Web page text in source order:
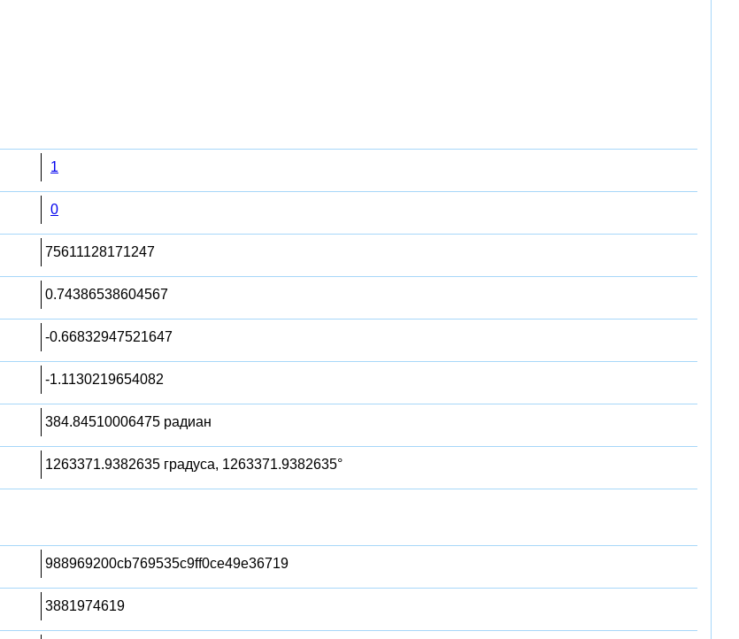
1
0
75611128171247
0.74386538604567
-0.66832947521647
-1.1130219654082
384.84510006475 радиан
1263371.9382635 градуса, 1263371.9382635°
988969200cb769535c9ff0ce49e36719
3881974619